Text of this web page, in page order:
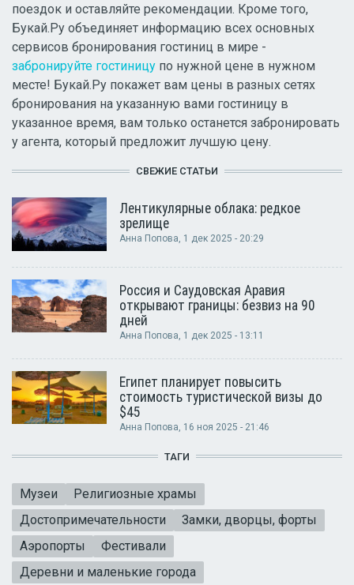
поездок и оставляйте рекомендации. Кроме того,
Букай.Ру объединяет информацию всех основных
сервисов бронирования гостиниц в мире -
забронируйте гостиницу по нужной цене в нужном
месте! Букай.Ру покажет вам цены в разных сетях
бронирования на указанную вами гостиницу в
указанное время, вам только останется забронировать
у агента, который предложит лучшую цену.
СВЕЖИЕ СТАТЬИ
Лентикулярные облака: редкое
зрелище
Анна Попова, 1 дек 2025 - 20:29
Россия и Саудовская Аравия
открывают границы: безвиз на 90
дней
Анна Попова , 1 дек 2025 - 13:11
Египет планирует повысить
стоимость туристической визы до
$45
Анна Попова , 16 ноя 2025 - 21:46
ТАГИ
Музеи
Религиозные храмы
Достопримечательности
Замки, дворцы, форты
Аэропорты
Фестивали
Деревни и маленькие города